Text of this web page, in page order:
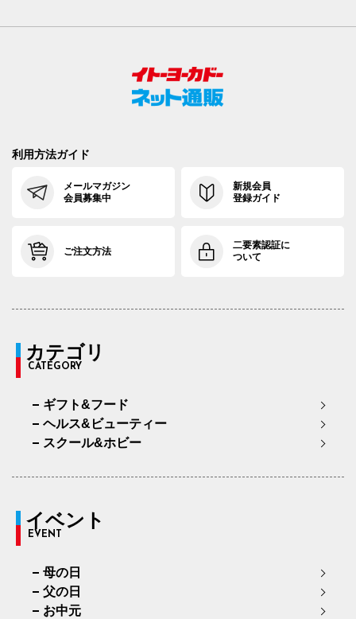
利用方法ガイド
メールマガジン
会員募集中
新規会員
登録ガイド
ご注文方法
二要素認証に
ついて
カテゴリ
CATEGORY
ギフト&フード
ヘルス&ビューティー
スクール&ホビー
イベント
EVENT
母の日
父の日
お中元